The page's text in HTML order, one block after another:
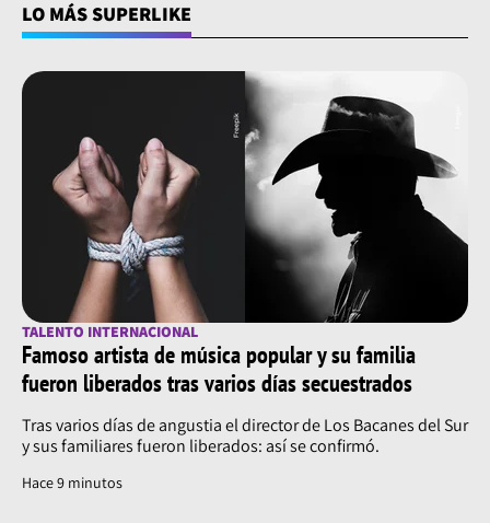
LO MÁS SUPERLIKE
TALENTO INTERNACIONAL
Famoso artista de música popular y su familia
fueron liberados tras varios días secuestrados
Tras varios días de angustia el director de Los Bacanes del Sur
y sus familiares fueron liberados: así se confirmó.
Hace 9 minutos